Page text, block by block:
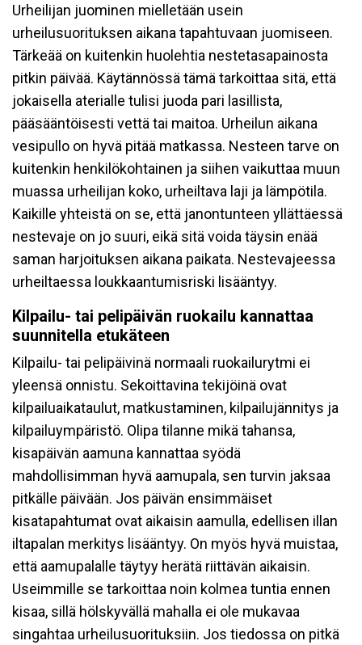
Urheilijan juominen mielletään usein
urheilusuorituksen aikana tapahtuvaan juomiseen.
Tärkeää on kuitenkin huolehtia nestetasapainosta
pitkin päivää. Käytännössä tämä tarkoittaa sitä, että
jokaisella aterialle tulisi juoda pari lasillista,
pääsääntöisesti vettä tai maitoa. Urheilun aikana
vesipullo on hyvä pitää matkassa. Nesteen tarve on
kuitenkin henkilökohtainen ja siihen vaikuttaa muun
muassa urheilijan koko, urheiltava laji ja lämpötila.
Kaikille yhteistä on se, että janontunteen yllättäessä
nestevaje on jo suuri, eikä sitä voida täysin enää
saman harjoituksen aikana paikata. Nestevajeessa
urheiltaessa loukkaantumisriski lisääntyy.
Kilpailu- tai pelipäivän ruokailu kannattaa
suunnitella etukäteen
Kilpailu- tai pelipäivinä normaali ruokailurytmi ei
yleensä onnistu. Sekoittavina tekijöinä ovat
kilpailuaikataulut, matkustaminen, kilpailujännitys ja
kilpailuympäristö. Olipa tilanne mikä tahansa,
kisapäivän aamuna kannattaa syödä
mahdollisimman hyvä aamupala, sen turvin jaksaa
pitkälle päivään. Jos päivän ensimmäiset
kisatapahtumat ovat aikaisin aamulla, edellisen illan
iltapalan merkitys lisääntyy. On myös hyvä muistaa,
että aamupalalle täytyy herätä riittävän aikaisin.
Useimmille se tarkoittaa noin kolmea tuntia ennen
kisaa, sillä hölskyvällä mahalla ei ole mukavaa
singahtaa urheilusuorituksiin. Jos tiedossa on pitkä